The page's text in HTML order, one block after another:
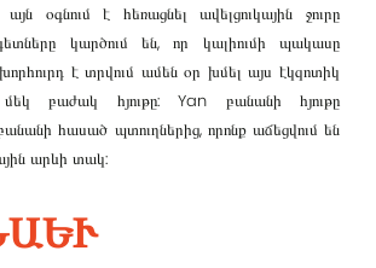
Մուտք
օգնում է հեռացնել ավելցուկային ջուրը
կարծում են, որ կալիումի պակասը
է տրվում ամեն օր խմել այս էկզոտիկ
բաժակ հյութը: Yan բանանի հյութը
հասած պտուղներից, որոնք աճեցվում են
արևի տակ: